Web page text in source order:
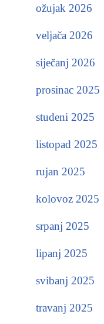
ožujak 2026
veljača 2026
siječanj 2026
prosinac 2025
studeni 2025
listopad 2025
rujan 2025
kolovoz 2025
srpanj 2025
lipanj 2025
svibanj 2025
travanj 2025